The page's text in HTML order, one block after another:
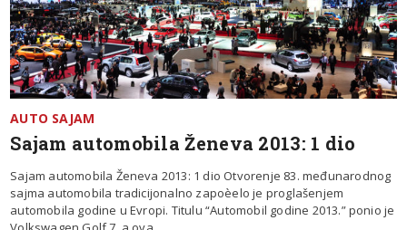
AUTO SAJAM
Sajam automobila Ženeva 2013: 1 dio
Sajam automobila Ženeva 2013: 1 dio Otvorenje 83. međunarodnog
sajma automobila tradicijonalno zapoèelo je proglašenjem
automobila godine u Evropi. Titulu “Automobil godine 2013.” ponio je